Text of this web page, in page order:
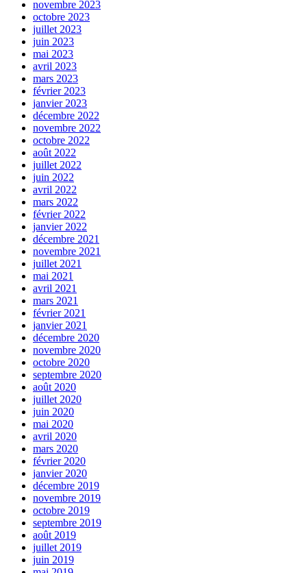
novembre 2023
octobre 2023
juillet 2023
juin 2023
mai 2023
avril 2023
mars 2023
février 2023
janvier 2023
décembre 2022
novembre 2022
octobre 2022
août 2022
juillet 2022
juin 2022
avril 2022
mars 2022
février 2022
janvier 2022
décembre 2021
novembre 2021
juillet 2021
mai 2021
avril 2021
mars 2021
février 2021
janvier 2021
décembre 2020
novembre 2020
octobre 2020
septembre 2020
août 2020
juillet 2020
juin 2020
mai 2020
avril 2020
mars 2020
février 2020
janvier 2020
décembre 2019
novembre 2019
octobre 2019
septembre 2019
août 2019
juillet 2019
juin 2019